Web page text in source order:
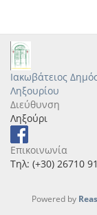
Ιακωβάτειος
Ληξουρίου
Διεύθυνση
Ληξούρι
Επικοινωνία
Τηλ: (+30) 26710
Powered by